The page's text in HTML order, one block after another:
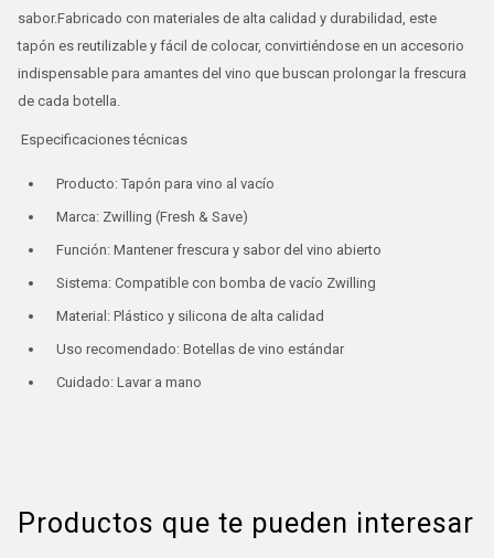
sabor.Fabricado con materiales de alta calidad y durabilidad, este
tapón es reutilizable y fácil de colocar, convirtiéndose en un accesorio
indispensable para amantes del vino que buscan prolongar la frescura
de cada botella.
Especificaciones técnicas
Producto: Tapón para vino al vacío
Marca: Zwilling (Fresh & Save)
Función: Mantener frescura y sabor del vino abierto
Sistema: Compatible con bomba de vacío Zwilling
Material: Plástico y silicona de alta calidad
Uso recomendado: Botellas de vino estándar
Cuidado: Lavar a mano
Productos que te pueden interesar